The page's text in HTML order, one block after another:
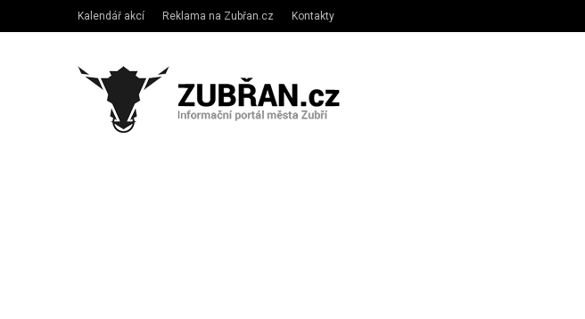
Kalendář akcí Reklama na Zubřan.cz Kontakty